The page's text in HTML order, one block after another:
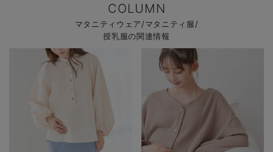
COLUMN
マタニティウェア/マタニティ服/
授乳服の関連情報